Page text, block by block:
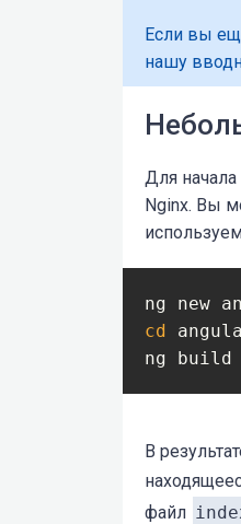
Если вы
нашу
Для
Nginx. Вы
cd
ng build
В
файл